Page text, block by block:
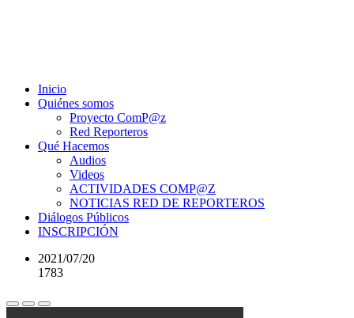
Inicio
Quiénes somos
Proyecto ComP@z
Red Reporteros
Qué Hacemos
Audios
Videos
ACTIVIDADES COMP@Z
NOTICIAS RED DE REPORTEROS
Diálogos Públicos
INSCRIPCIÓN
2021/07/20
1783